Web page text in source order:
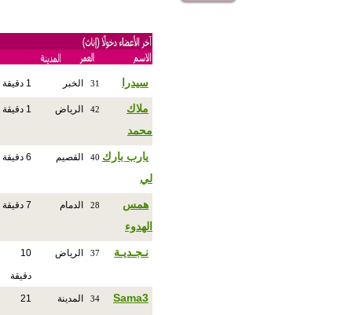
سيدرا 31 الخبر 1 دقيقة
ملاك
محمد
42 الرياض 1 دقيقة
يارب بارك
لي
40 القصيم 6 دقيقة
همس
الهدوء
28 الدمام 7 دقيقة
نـجـديـة 37 الرياض 10
دقيقة
Sama3
34 المدينة 21